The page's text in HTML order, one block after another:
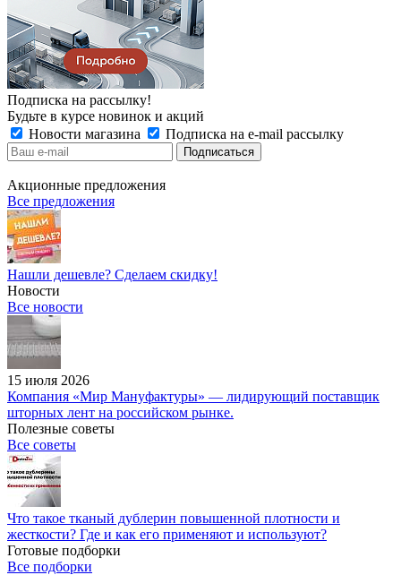
Подписка на рассылку!
Будьте в курсе новинок и акций
Новости магазина
Подписка на e-mail рассылку
Акционные предложения
Все предложения
Нашли дешевле? Сделаем скидку!
Новости
Все новости
15 июля 2026
Компания «Мир Мануфактуры» — лидирующий поставщик
шторных лент на российском рынке.
Полезные советы
Все советы
Что такое тканый дублерин повышенной плотности и
жесткости? Где и как его применяют и используют?
Готовые подборки
Все подборки